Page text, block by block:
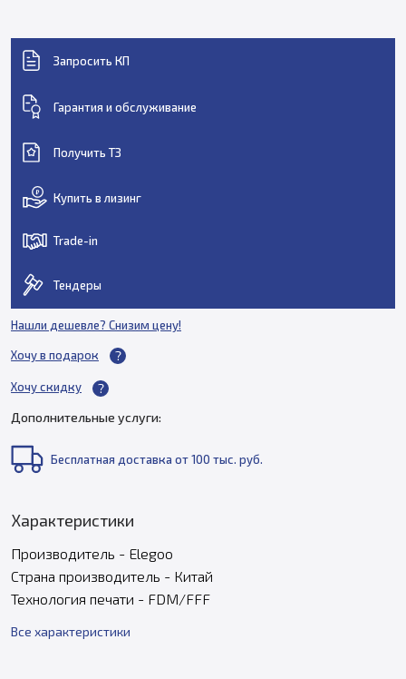
Дополнительные услуги:
Бесплатная доставка от 100 тыс. руб.
Характеристики
Производитель - Elegoo
Страна производитель - Китай
Технология печати - FDM/FFF
Все характеристики
Запросить КП
Гарантия и обслуживание
Получить ТЗ
Купить в лизинг
Trade-in
Тендеры
Нашли дешевле? Снизим цену!
Хочу в подарок
Хочу скидку